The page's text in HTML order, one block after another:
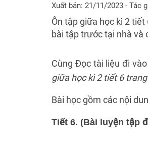
Xuất bản: 21/11/2023 - Tác
Ôn tập giữa học kì 2
bài tập trước tại nhà và
Cùng Đọc tài liệu đi
giữa học kì 2 tiết 6
Bài học gồm các nội
Tiết 6. (Bài luyện tập